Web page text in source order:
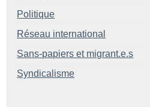
Politique
Réseau international
Sans-papiers et migrant.e.s
Syndicalisme